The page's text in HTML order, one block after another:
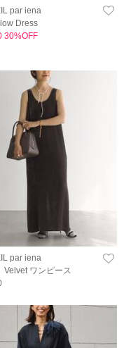
par iena
Dress
30%OFF
par iena
Velvet ワンピース